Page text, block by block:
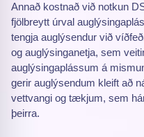
Annað kostnað við notkun
fjölbreytt úrval
tengja auglýsendur við
og auglýsinganetja, sem
auglýsingaplássum á
gerir auglýsendum kleift að
vettvangi og tækjum, sem
þeirra.